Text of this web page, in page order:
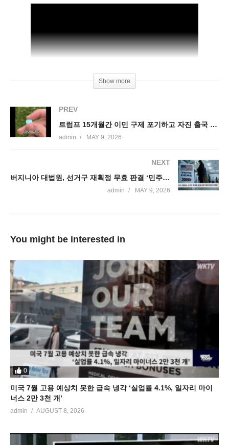
Show more
PREV
트럼프 15개월간 이민 구제 포기하고 자진 출국 급증 ‘8만 명 이상 전년보다 7배’
admin MAY 9, 2026
NEXT
버지니아 대법원, 선거구 재획정 무효 판결 ‘민주진영 치명타’
admin MAY 9, 2026
You might be interested in
0
미국 7월 고용 예상치 못한 급속 냉각 ‘실업률 4.1%, 일자리 마이
너스 2만 3천 개’
admin AUGUST 8, 2026